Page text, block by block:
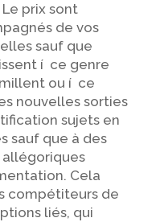
prix sont
de vos
sauf que
í ce genre
ou í ce
nouvelles sorties
sujets en
sauf que à des
allégoriques
Cela
compétiteurs de
liés, qui